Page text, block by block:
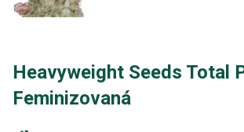
Heavyweight Seeds Total
Feminizovaná